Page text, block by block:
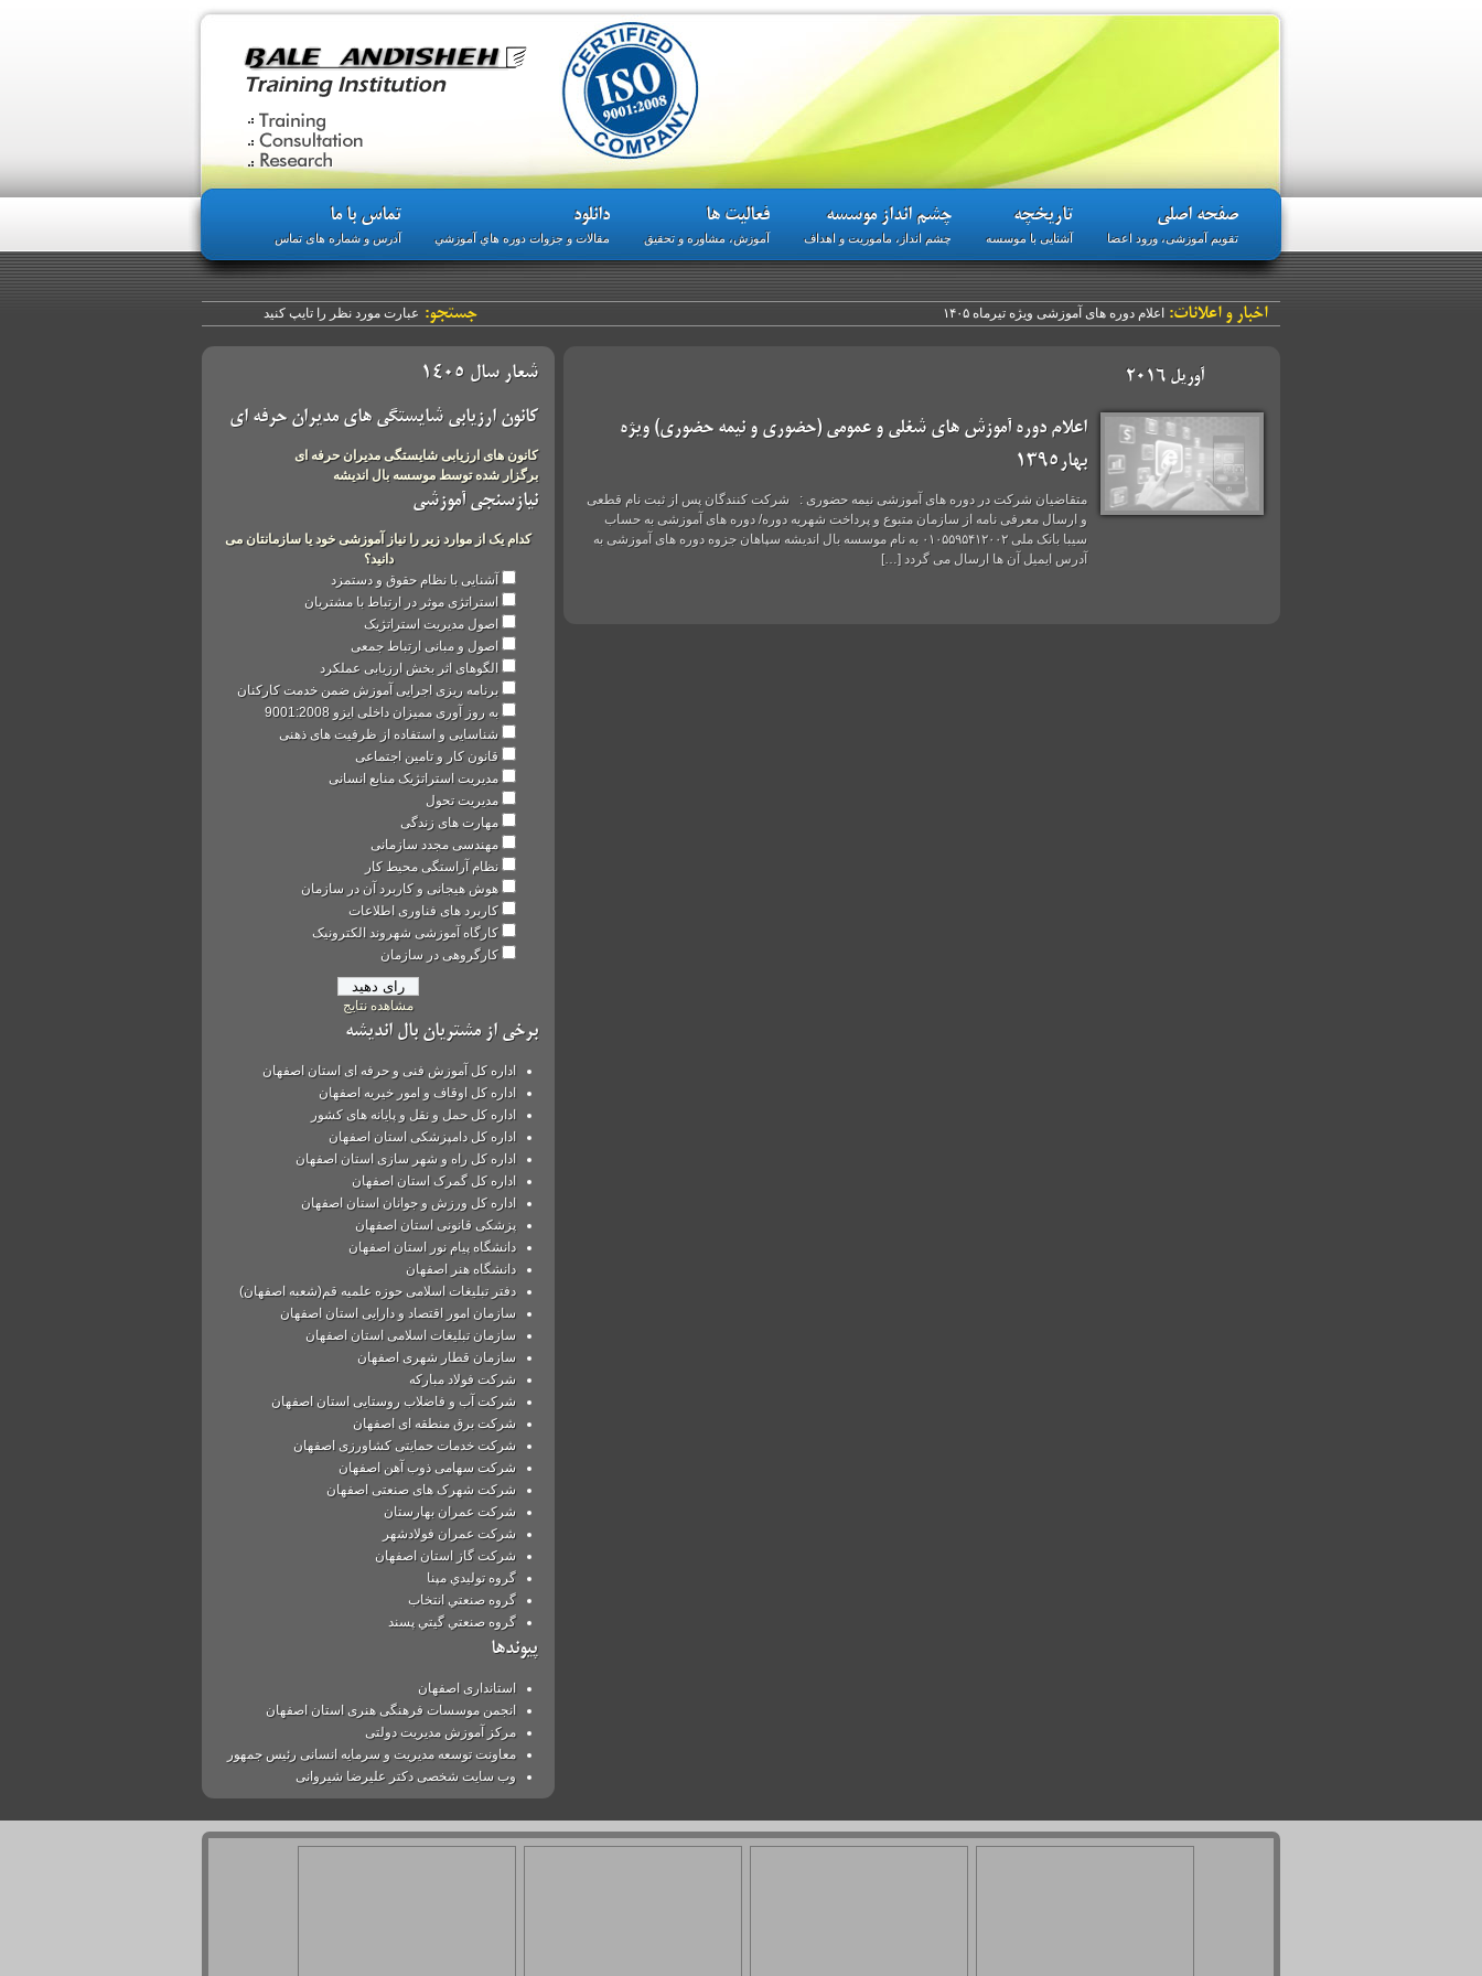
صفحه اصلی
تقویم آموزشی، ورود اعضا
تاریخچه
آشنایی با موسسه
چشم انداز موسسه
چشم انداز، ماموریت و اهداف
فعالیت ها
آموزش، مشاوره و تحقیق
دانلود
مقالات و جزوات دوره هاي آموزشي
تماس با ما
آدرس و شماره های تماس
اخبار و اعلانات: اعلام دوره های آموزشی ویژه تیرماه ۱۴۰۵ جستجو:
آوریل 2016
اعلام دوره آموزش های شغلی و عمومی (حضوری و نیمه حضوری) ویژه
بهار۱۳۹۵
متقاضیان شرکت در دوره­ های آموزشی نیمه حضوری : شرکت کنندگان پس از ثبت نام قطعی
و ارسال معرفی نامه از سازمان متبوع و پرداخت شهریه دوره/ دوره های آموزشی به حساب
سیبا بانک ملی ۰۱۰۵۵۹۵۴۱۲۰۰۲ به نام موسسه بال اندیشه سپاهان جزوه دوره­ های آموزشی به
آدرس ایمیل آن ها ارسال می گردد […]
شعار سال 1405
کانون ارزیابی شایستگی های مدیران حرفه ای
کانون های ارزیابی شایستگی مدیران حرفه ای
برگزار شده توسط موسسه بال اندیشه
نیازسنجی آموزشی
کدام یک از موارد زیر را نیاز آموزشی خود یا سازمانتان می
دانید؟
آشنایی با نظام حقوق و دستمزد
استراتژی موثر در ارتباط با مشتریان
اصول مدیریت استراتژیک
اصول و مبانی ارتباط جمعی
الگوهای اثر بخش ارزیابی عملکرد
برنامه ریزی اجرایی آموزش ضمن خدمت کارکنان
به روز آوری ممیزان داخلی ایزو 9001:2008
شناسایی و استفاده از ظرفیت های ذهنی
قانون کار و تامین اجتماعی
مدیریت استراتژیک منابع انسانی
مدیریت تحول
مهارت های زندگی
مهندسی مجدد سازمانی
نظام آراستگی محیط کار
هوش هیجانی و کاربرد آن در سازمان
کاربرد های فناوری اطلاعات
کارگاه آموزشی شهروند الکترونیک
کارگروهی در سازمان
مشاهده نتایج
برخی از مشتریان بال اندیشه
اداره کل آموزش فنی و حرفه ای استان اصفهان
اداره کل اوقاف و امور خیریه اصفهان
اداره کل حمل و نقل و پایانه های کشور
اداره کل دامپزشکی استان اصفهان
اداره کل راه و شهر سازی استان اصفهان
اداره کل گمرک استان اصفهان
اداره کل ورزش و جوانان استان اصفهان
پزشکی قانونی استان اصفهان
دانشگاه پیام نور استان اصفهان
دانشگاه هنر اصفهان
دفتر تبلیغات اسلامی حوزه علمیه قم(شعبه اصفهان)
سازمان امور اقتصاد و دارایی استان اصفهان
سازمان تبلیغات اسلامی استان اصفهان
سازمان قطار شهری اصفهان
شركت فولاد مباركه
شرکت آب و فاضلاب روستایی استان اصفهان
شرکت برق منطقه ای اصفهان
شرکت خدمات حمایتی کشاورزی اصفهان
شرکت سهامی ذوب آهن اصفهان
شرکت شهرک های صنعتی اصفهان
شرکت عمران بهارستان
شرکت عمران فولادشهر
شرکت گاز استان اصفهان
گروه توليدي مپنا
گروه صنعتي انتخاب
گروه صنعتي گيتي پسند
پیوندها
استانداری اصفهان
انجمن موسسات فرهنگی هنری استان اصفهان
مرکز آموزش مدیریت دولتی
معاونت توسعه مدیریت و سرمایه انسانی رئیس جمهور
وب سایت شخصی دکتر علیرضا شیروانی